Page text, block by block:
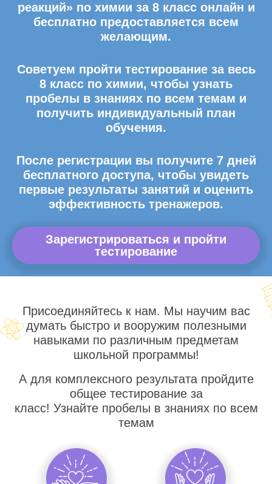
реакций» по химии за 8 класс онлайн и
бесплатно предоставляется всем
желающим.
Советуем пройти тестирование за весь
8 класс по химии, чтобы узнать
пробелы в знаниях по всем темам и
получить индивидуальный план
обучения.
После регистрации вы получите 7 дней
бесплатного доступа, чтобы увидеть
первые результаты занятий и оценить
эффективность тренажеров.
Зарегистрироваться и пройти
тестирование
Присоединяйтесь к нам. Мы научим вас
думать быстро и вооружим полезными
навыками по различным предметам
школьной программы!
А для комплексного результата пройдите
общее тестирование за
класс! Узнайте пробелы в знаниях по всем
темам